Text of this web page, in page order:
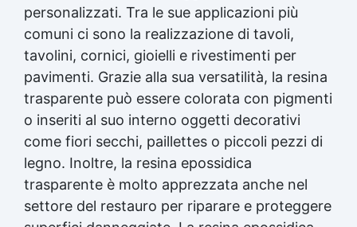
personalizzati. Tra le sue applicazioni più
comuni ci sono la realizzazione di tavoli,
tavolini, cornici, gioielli e rivestimenti per
pavimenti. Grazie alla sua versatilità, la resina
trasparente può essere colorata con pigmenti
o inseriti al suo interno oggetti decorativi
come fiori secchi, paillettes o piccoli pezzi di
legno. Inoltre, la resina epossidica
trasparente è molto apprezzata anche nel
settore del restauro per riparare e proteggere